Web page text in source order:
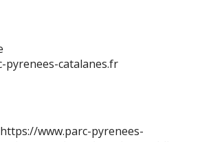
pyrenees-catalanes.fr
www.parc-pyrenees-